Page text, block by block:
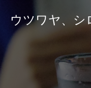
ウツワヤ、シ